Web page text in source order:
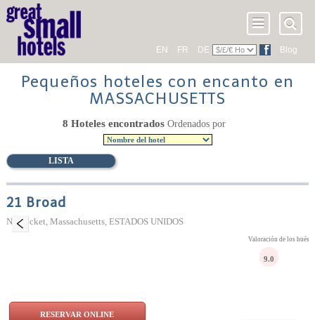
EN FR DE Blog
Pequeños hoteles con encanto en
MASSACHUSETTS
LISTA
8 Hoteles encontrados Ordenados por
21 Broad
Nantucket, Massachusetts, ESTADOS UNIDOS
Valoración de los
9.0
RESERVAR ONLINE